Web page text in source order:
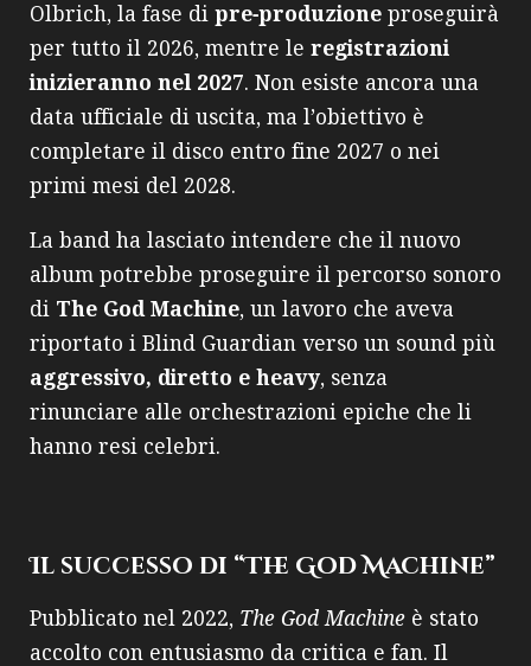
Olbrich, la fase di pre‑produzione proseguirà
per tutto il 2026, mentre le registrazioni
inizieranno nel 2027. Non esiste ancora una
data ufficiale di uscita, ma l’obiettivo è
completare il disco entro fine 2027 o nei
primi mesi del 2028.
La band ha lasciato intendere che il nuovo
album potrebbe proseguire il percorso sonoro
di The God Machine, un lavoro che aveva
riportato i Blind Guardian verso un sound più
aggressivo, diretto e heavy, senza
rinunciare alle orchestrazioni epiche che li
hanno resi celebri.
Il successo di “The God Machine”
Pubblicato nel 2022, The God Machine è stato
accolto con entusiasmo da critica e fan. Il